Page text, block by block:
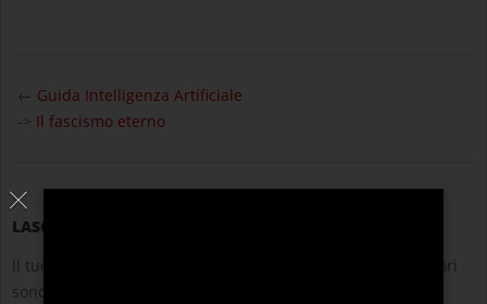
08-
24
← Guida Intelligenza Artificiale
-> Il fascismo eterno
LASCIA UN COMMENTO
Il tuo indirizzo email non sarà pubblicato.
I campi obbligatori
sono contrassegnati